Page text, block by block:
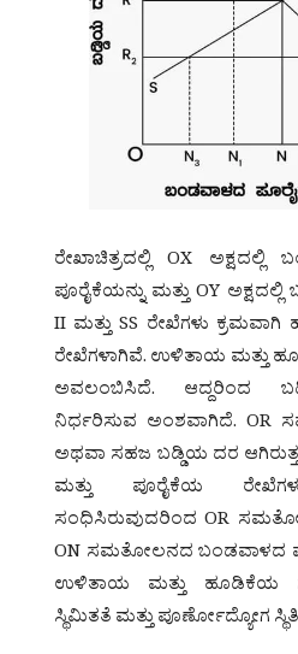
ರೇಖಾಚಿತ್ರದಲ್ಲಿ OX
ಪೂರೈಕೆಯನ್ನು ಮತ್ತು OY
II ಮತ್ತು SS ರೇಖೆಗಳು
ರೇಖೆಗಳಾಗಿವೆ. ಉಳಿತಾಯ ಮತ್ತು
ಅವಲಂಬಿಸಿದೆ. ಆದ್ದರಿಂದ
ನಿರ್ಧರಿಸುವ ಅಂಶವಾಗಿದೆ.
ಅಥವಾ ಸಹಜ ಬಡ್ಡಿಯ ದರ
ಮತ್ತು ಪೂರೈಕೆಯ
ಸಂಧಿಸಿರುವುದರಿಂದ OR
ON ಸಮತೋಲನದ ಬಂಡವಾಳದ
ಉಳಿತಾಯ ಮತ್ತು ಹೂಡಿಕೆಯ
ಸ್ಥಿಮಿತತೆ ಮತ್ತು ಪೂರ್ಣೋದ್ಯೋಗ